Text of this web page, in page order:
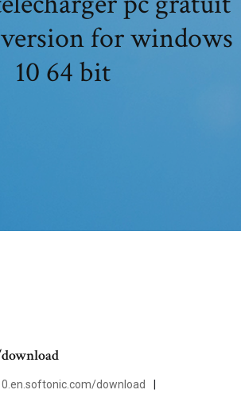
for windows
10 64 bit
download